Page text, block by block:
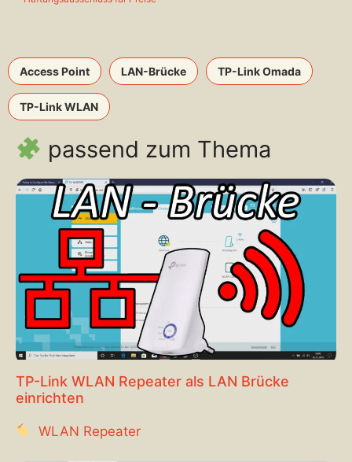
Access Point LAN-Brücke TP-Link Omada
TP-Link WLAN
passend zum Thema
TP-Link WLAN Repeater als LAN Brücke
einrichten
WLAN Repeater